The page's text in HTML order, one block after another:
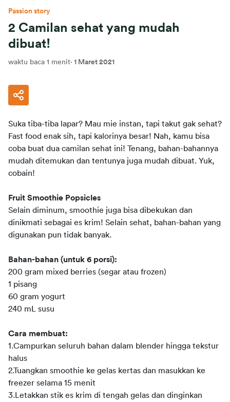
Passion story
2 Camilan sehat yang mudah
dibuat!
waktu baca 1 menit· 1 Maret 2021
Suka tiba-tiba lapar? Mau mie instan, tapi takut gak sehat?
Fast food enak sih, tapi kalorinya besar! Nah, kamu bisa
coba buat dua camilan sehat ini! Tenang, bahan-bahannya
mudah ditemukan dan tentunya juga mudah dibuat. Yuk,
cobain!
Fruit Smoothie Popsicles
Selain diminum, smoothie juga bisa dibekukan dan
dinikmati sebagai es krim! Selain sehat, bahan-bahan yang
digunakan pun tidak banyak.
Bahan-bahan (untuk 6 porsi):
200 gram mixed berries (segar atau frozen)
1 pisang
60 gram yogurt
240 mL susu
Cara membuat:
1.Campurkan seluruh bahan dalam blender hingga tekstur
halus
2.Tuangkan smoothie ke gelas kertas dan masukkan ke
freezer selama 15 menit
3.Letakkan stik es krim di tengah gelas dan dinginkan